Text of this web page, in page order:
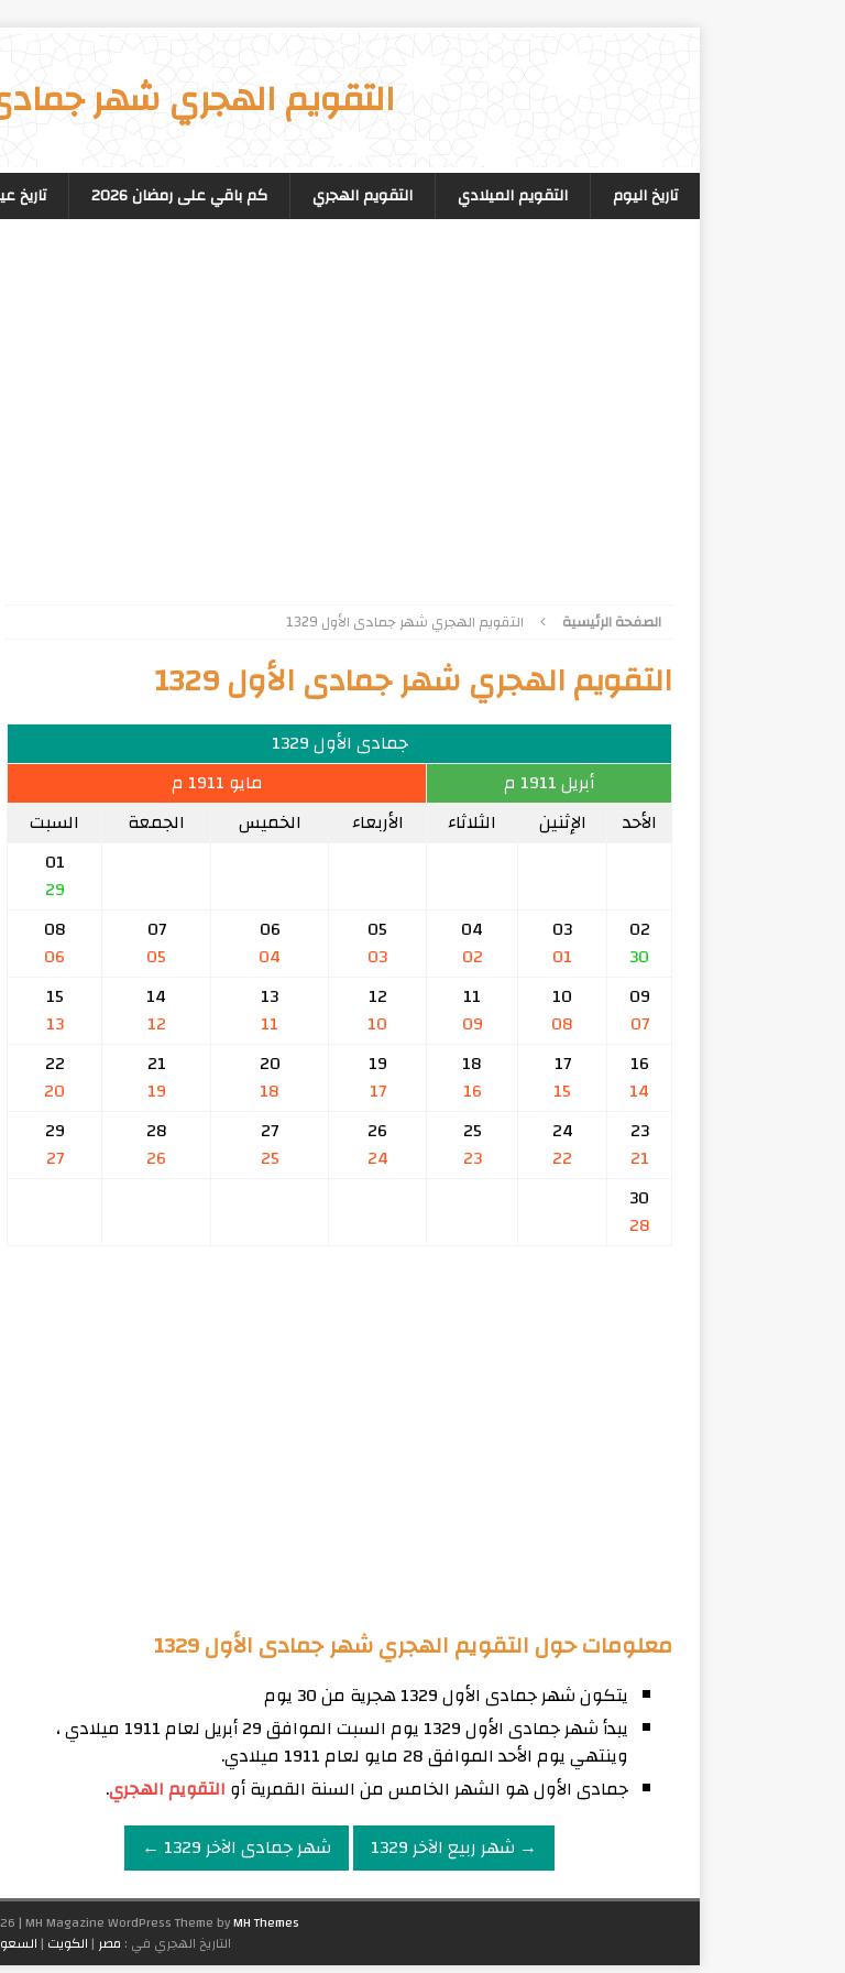
التقويم الهجري شهر جمادى
تاريخ اليوم التقويم الميلادي التقويم الهجري كم باقي على رمضان 2026 تاريخ
الصفحة الرئيسية التقويم الهجري شهر جمادى الأول 1329
التقويم الهجري شهر جمادى الأول 1329
جمادى الأول 1329
أبريل 1911 م
مايو 1911 م
الأحد
الإثنين الثلاثاء الأربعاء الخميس الجمعة
السبت
01
29
02
30
03
01
04
02
05
03
06
04
07
05
08
06
09
07
10
08
11
09
12
10
13
11
14
12
15
13
16
14
17
15
18
16
19
17
20
18
21
19
22
20
23
21
24
22
25
23
26
24
27
25
28
26
29
27
30
28
معلومات حول التقويم الهجري شهر جمادى الأول 1329
يتكون شهر جمادى الأول 1329 هجرية من 30 يوم
يبدأ شهر جمادى الأول 1329 يوم السبت الموافق 29 أبريل لعام 1911 ميلادي ،
وينتهي يوم الأحد الموافق 28 مايو لعام 1911 ميلادي.
جمادى الأول هو الشهر الخامس من السنة القمرية أو التقويم الهجري.
→ شهر ربيع الآخر 1329
شهر جمادى الآخر 1329 ←
| MH Magazine WordPress Theme byMH Themes
التاريخ الهجري في : مصر |الكويت |